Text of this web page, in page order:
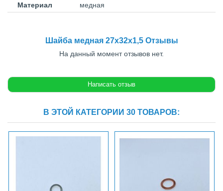
Материал
медная
Шайба медная 27x32x1,5 Отзывы
На данный момент отзывов нет.
В ЭТОЙ КАТЕГОРИИ 30 ТОВАРОВ: